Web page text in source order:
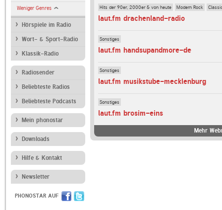
Weniger Genres
Hörspiele im Radio
Wort- & Sport-Radio
Klassik-Radio
Radiosender
Beliebteste Radios
Beliebteste Podcasts
Mein phonostar
Downloads
Hilfe & Kontakt
Newsletter
PHONOSTAR AUF
Hits der 90er, 2000er & von heute Modern Rock
laut.fm drachenland-radio
Sonstiges
laut.fm handsupandmore-de
Sonstiges
laut.fm musikstube-mecklenburg
Sonstiges
laut.fm brosim-eins
Mehr